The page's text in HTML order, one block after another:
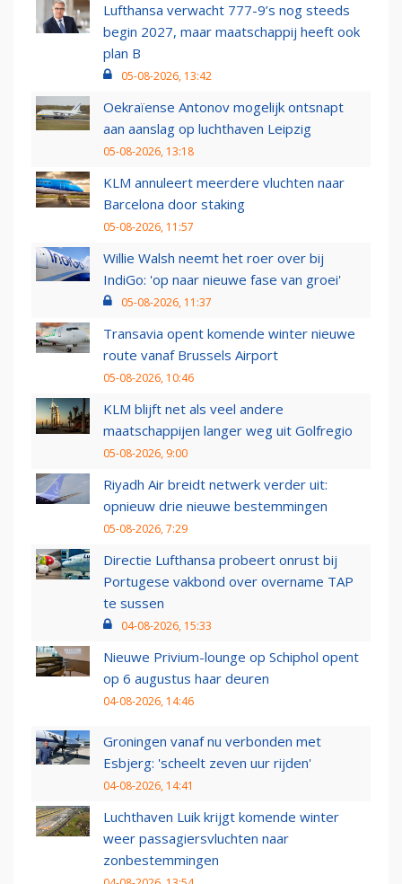
Lufthansa verwacht 777-9’s nog steeds
begin 2027, maar maatschappij heeft ook
plan B
05-08-2026, 13:42
Oekraïense Antonov mogelijk ontsnapt
aan aanslag op luchthaven Leipzig
05-08-2026, 13:18
KLM annuleert meerdere vluchten naar
Barcelona door staking
05-08-2026, 11:57
Willie Walsh neemt het roer over bij
IndiGo: 'op naar nieuwe fase van groei'
05-08-2026, 11:37
Transavia opent komende winter nieuwe
route vanaf Brussels Airport
05-08-2026, 10:46
KLM blijft net als veel andere
maatschappijen langer weg uit Golfregio
05-08-2026, 9:00
Riyadh Air breidt netwerk verder uit:
opnieuw drie nieuwe bestemmingen
05-08-2026, 7:29
Directie Lufthansa probeert onrust bij
Portugese vakbond over overname TAP
te sussen
04-08-2026, 15:33
Nieuwe Privium-lounge op Schiphol opent
op 6 augustus haar deuren
04-08-2026, 14:46
Groningen vanaf nu verbonden met
Esbjerg: 'scheelt zeven uur rijden'
04-08-2026, 14:41
Luchthaven Luik krijgt komende winter
weer passagiersvluchten naar
zonbestemmingen